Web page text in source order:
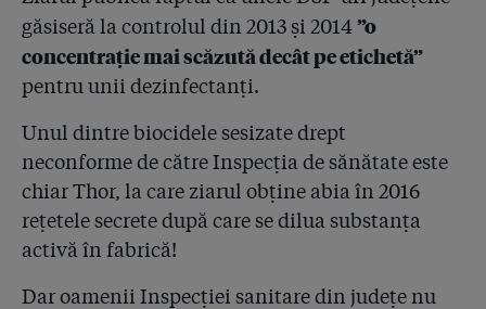
Ne-am trimis soldații pe frontul NATO cu
dezinfectanți diluați! Întrebat de Gazetă, MApN
recunoaște: ”Trupele românești din Afganistan, Irak și
Pharma”
4.25
”22 de informări către Parchete trimise de către SRI!”.
Cum explică Sebastian Ghiță eșecul de a apăra
cetățeanul
informări, le citim și ne considerăm informați”
găsiseră la controlul din 2013 și 2014”o
concentrație mai scăzută decât pe etichetă”
pentru unii dezinfectanți.
Unul dintre biocidele sesizate drept
neconforme de către Inspecția de sănătate este
chiar Thor, la care ziarul obține abia în 2016
rețetele secrete după care se dilua substanța
activă în fabrică!
Dar oamenii Inspecției sanitare din județe nu